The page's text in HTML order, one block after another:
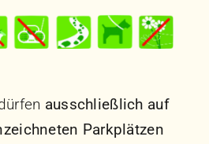
ausschließlich auf
Parkplätzen